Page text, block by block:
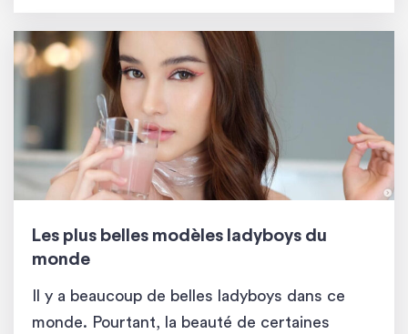
grande bravoure […]
Les plus belles modèles ladyboys du
monde
Il y a beaucoup de belles ladyboys dans ce
monde. Pourtant, la beauté de certaines